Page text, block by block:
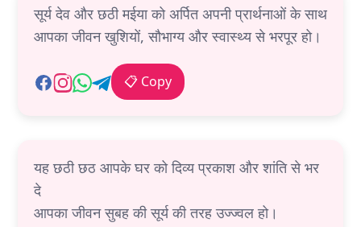
सूर्य देव और छठी मईया को अर्पित अपनी प्रार्थनाओं के साथ
आपका जीवन खुशियों, सौभाग्य और स्वास्थ्य से भरपूर हो।
📋 Copy
यह छठी छठ आपके घर को दिव्य प्रकाश और शांति से भर
दे
आपका जीवन सुबह की सूर्य की तरह उज्ज्वल हो।